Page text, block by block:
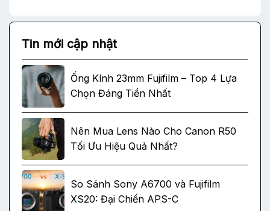
Tin mới cập nhật
Ống Kính 23mm Fujifilm – Top 4 Lựa
Chọn Đáng Tiền Nhất
Nên Mua Lens Nào Cho Canon R50
Tối Ưu Hiệu Quả Nhất?
So Sánh Sony A6700 và Fujifilm
XS20: Đại Chiến APS-C